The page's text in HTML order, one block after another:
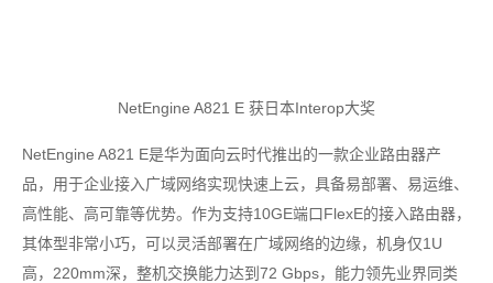
NetEngine A821 E 获日本Interop大奖
NetEngine A821 E是华为面向云时代推出的一款企业路由器产
品，用于企业接入广域网络实现快速上云，具备易部署、易运维、
高性能、高可靠等优势。作为支持10GE端口FlexE的接入路由器，
其体型非常小巧，可以灵活部署在广域网络的边缘，机身仅1U
高，220mm深，整机交换能力达到72 Gbps，能力领先业界同类